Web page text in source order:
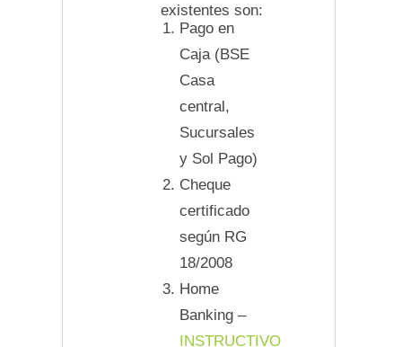
existentes son:
Pago en
Caja (BSE
Casa
central,
Sucursales
y Sol Pago)
Cheque
certificado
según RG
18/2008
Home
Banking –
INSTRUCTIVO